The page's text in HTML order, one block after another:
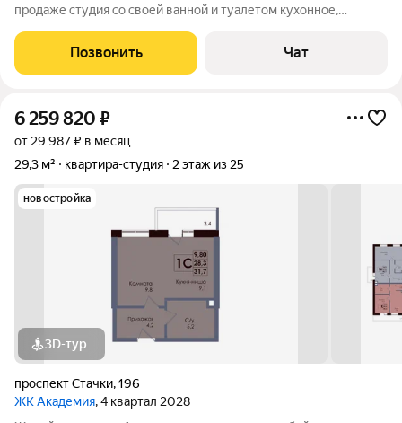
продаже студия со своей ванной и туалетом кухонное,
отличное состояние квартиры. Все что на фотографиях
остается: мебель, сплит система. Квартира
Позвонить Чат
6 259 820 ₽
от 29 987 ₽ в месяц
29,3 м²
квартира-студия 2 этаж из 25
новостройка
3D-тур
проспект Стачки,196
ЖК Академия, 4 квартал 2028